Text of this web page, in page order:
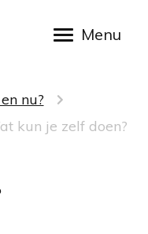
nu?
kun je zelf doen?